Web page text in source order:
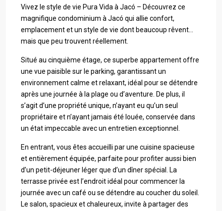
Vivez le style de vie Pura Vida à Jacó – Découvrez ce
magnifique condominium à Jacó qui allie confort,
emplacement et un style de vie dont beaucoup rêvent…
mais que peu trouvent réellement.
Situé au cinquième étage, ce superbe appartement offre
une vue paisible sur le parking, garantissant un
environnement calme et relaxant, idéal pour se détendre
après une journée à la plage ou d’aventure. De plus, il
s’agit d’une propriété unique, n’ayant eu qu’un seul
propriétaire et n’ayant jamais été louée, conservée dans
un état impeccable avec un entretien exceptionnel.
En entrant, vous êtes accueilli par une cuisine spacieuse
et entièrement équipée, parfaite pour profiter aussi bien
d’un petit-déjeuner léger que d’un dîner spécial. La
terrasse privée est l’endroit idéal pour commencer la
journée avec un café ou se détendre au coucher du soleil.
Le salon, spacieux et chaleureux, invite à partager des